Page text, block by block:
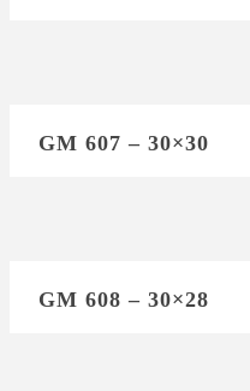
GM 607 – 30×30
GM 608 – 30×28